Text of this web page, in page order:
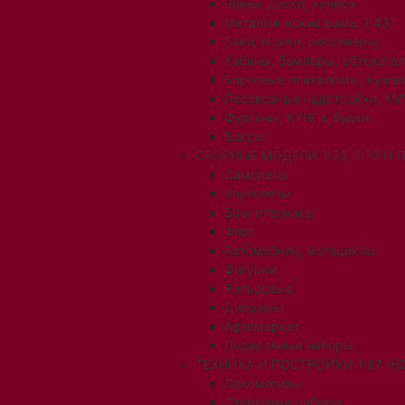
Шины, диски, колеса
Металлические рамы 1:43
Баки, ящики, рессиверы
Кабины, бамперы,
Бортовые платформы,
Лесовозные надстройки,
Фургоны, КУНГи, будки
Боксы
СБОРНЫЕ МОДЕЛИ 1:35, 1:72 И
Самолеты
Вертолеты
Бронетехника
Флот
Автомобили, мотоциклы
Фигурки
Рельсовые
Диорамы
Афтемаркет
Подарочные наборы
ТЕХНИКА И ПОСТРОЙКИ 1:87
Локомотивы
Стартовые наборы